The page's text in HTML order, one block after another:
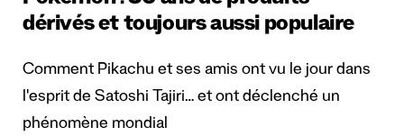
dérivés et toujours aussi populaire
Comment Pikachu et ses amis ont vu le jour dans
l'esprit de Satoshi Tajiri… et ont déclenché un
phénomène mondial